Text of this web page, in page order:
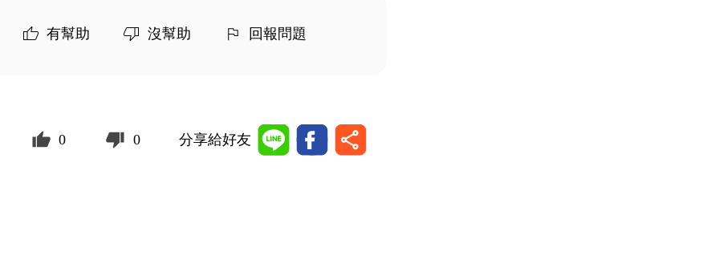
有幫助 沒幫助 回報問題
0 0 分享給好友